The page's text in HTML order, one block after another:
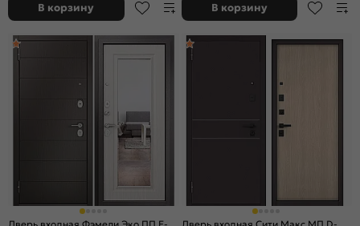
В корзину В корзину
Дверь входная Фэмели Эко ПП E-
Дверь входная Сити Макс МП D-